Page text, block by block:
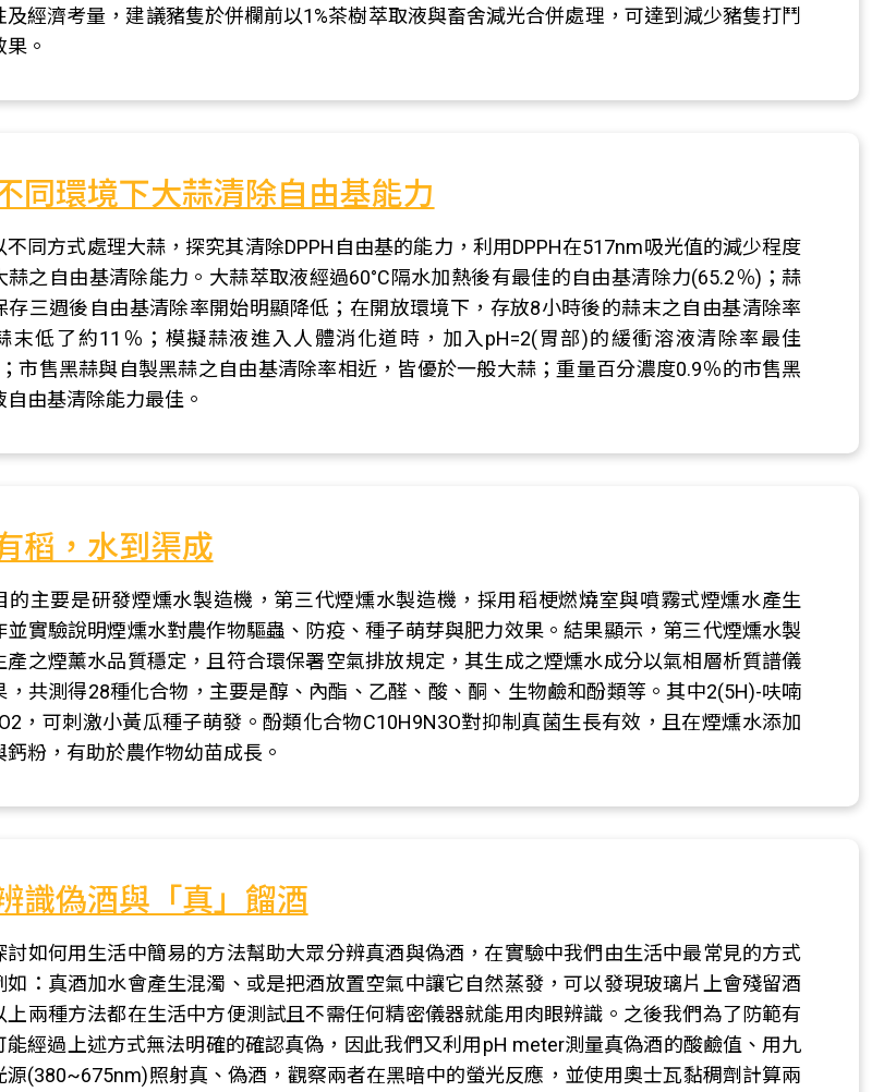
及經濟考量，建議豬隻於併欄前以1%茶樹萃取液與畜舍減光合併處理，可達到減少豬隻打鬥
。
同環境下大蒜清除自由基能力
不同方式處理大蒜，探究其清除DPPH自由基的能力，利用DPPH在517nm吸光值的減少程度
蒜之自由基清除能力。大蒜萃取液經過60°C隔水加熱後有最佳的自由基清除力(65.2％)；蒜
存三週後自由基清除率開始明顯降低；在開放環境下，存放8小時後的蒜末之自由基清除率
末低了約11％；模擬蒜液進入人體消化道時，加入pH=2(胃部)的緩衝溶液清除率最佳
市售黑蒜與自製黑蒜之自由基清除率相近，皆優於一般大蒜；重量百分濃度0.9％的市售黑
自由基清除能力最佳。
稻，水到渠成
的主要是研發煙燻水製造機，第三代煙燻水製造機，採用稻梗燃燒室與噴霧式煙燻水產生
並實驗說明煙燻水對農作物驅蟲、防疫、種子萌芽與肥力效果。結果顯示，第三代煙燻水製
產之煙薰水品質穩定，且符合環保署空氣排放規定，其生成之煙燻水成分以氣相層析質譜儀
，共測得28種化合物，主要是醇、內酯、乙醛、酸、酮、生物鹼和酚類等。其中2(5H)-呋喃
，可刺激小黃瓜種子萌發。酚類化合物C10H9N3O對抑制真菌生長有效，且在煙燻水添加
鈣粉，有助於農作物幼苗成長。
識偽酒與「真」餾酒
討如何用生活中簡易的方法幫助大眾分辨真酒與偽酒，在實驗中我們由生活中最常見的方式
如：真酒加水會產生混濁、或是把酒放置空氣中讓它自然蒸發，可以發現玻璃片上會殘留酒
上兩種方法都在生活中方便測試且不需任何精密儀器就能用肉眼辨識。之後我們為了防範有
能經過上述方式無法明確的確認真偽，因此我們又利用pH meter測量真偽酒的酸鹼值、用九
源(380~675nm)照射真、偽酒，觀察兩者在黑暗中的螢光反應，並使用奧士瓦黏稠劑計算兩